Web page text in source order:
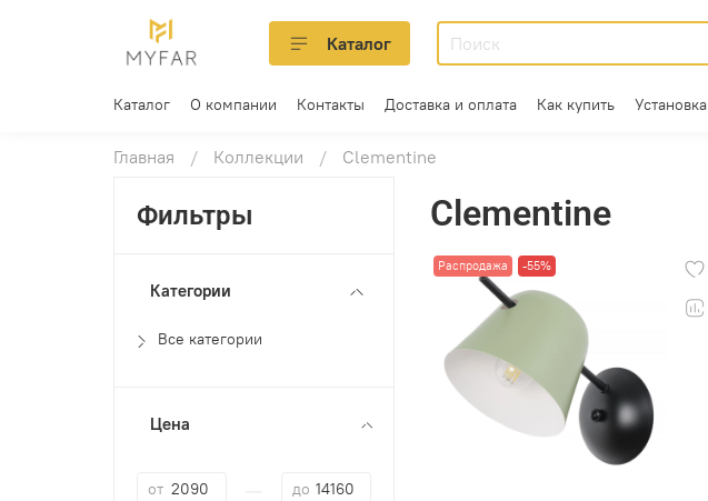
Каталог
Каталог О компании Контакты Доставка и оплата Как купить Установка
Главная Коллекции Clementine
Clementine
Распродажа -55%
Фильтры
Категории
Все категории
Цена
от до